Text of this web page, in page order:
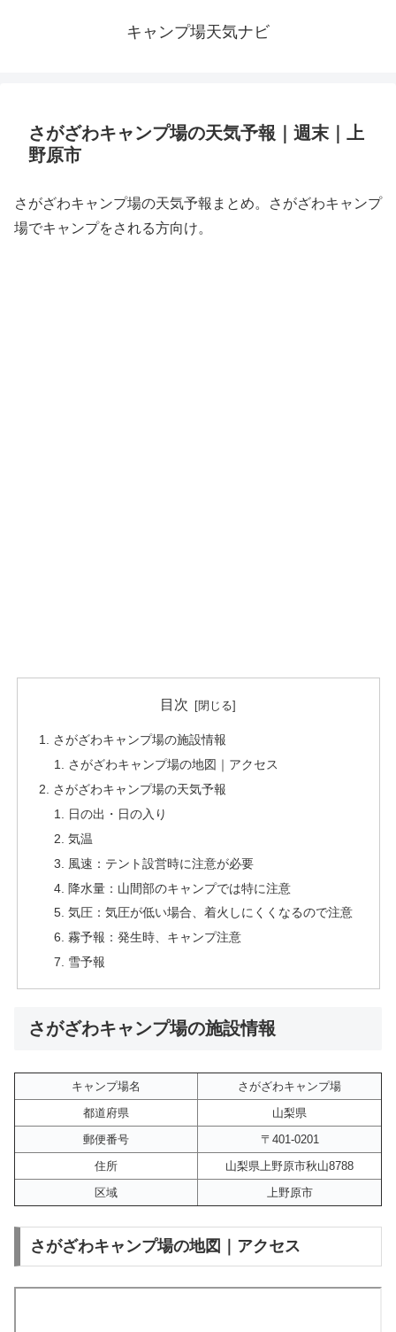
キャンプ場天気ナビ
さがざわキャンプ場の天気予報｜週末｜上
野原市
さがざわキャンプ場の天気予報まとめ。さがざわキャンプ
場でキャンプをされる方向け。
目次
さがざわキャンプ場の施設情報
さがざわキャンプ場の地図｜アクセス
さがざわキャンプ場の天気予報
日の出・日の入り
気温
風速：テント設営時に注意が必要
降水量：山間部のキャンプでは特に注意
気圧：気圧が低い場合、着火しにくくなるので注意
霧予報：発生時、キャンプ注意
雪予報
さがざわキャンプ場の施設情報
キャンプ場名
さがざわキャンプ場
都道府県
山梨県
郵便番号
〒401-0201
住所
山梨県上野原市秋山8788
区域
上野原市
さがざわキャンプ場の地図｜アクセス